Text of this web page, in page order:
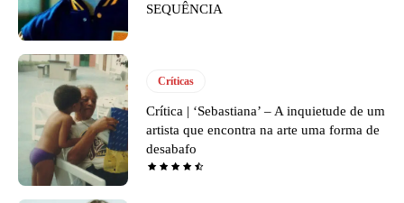
SEQUÊNCIA
Críticas
Crítica | ‘Sebastiana’ – A inquietude de um
artista que encontra na arte uma forma de
desabafo